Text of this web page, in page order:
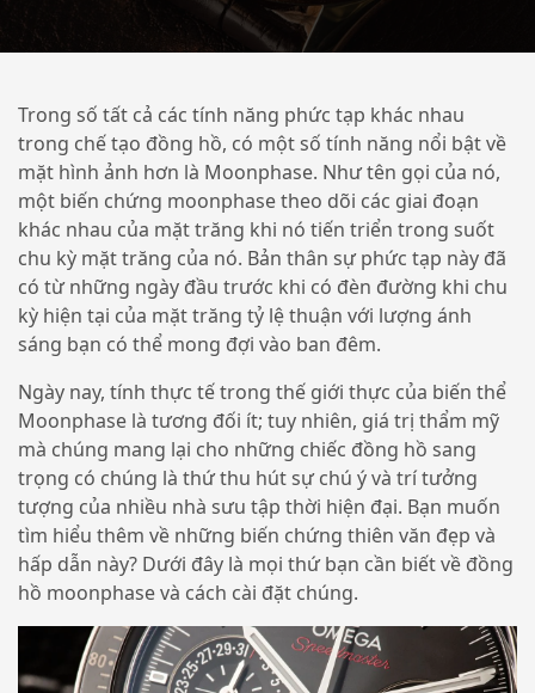
Trong số tất cả các tính năng phức tạp khác nhau
trong chế tạo đồng hồ, có một số tính năng nổi bật về
mặt hình ảnh hơn là Moonphase. Như tên gọi của nó,
một biến chứng moonphase theo dõi các giai đoạn
khác nhau của mặt trăng khi nó tiến triển trong suốt
chu kỳ mặt trăng của nó. Bản thân sự phức tạp này đã
có từ những ngày đầu trước khi có đèn đường khi chu
kỳ hiện tại của mặt trăng tỷ lệ thuận với lượng ánh
sáng bạn có thể mong đợi vào ban đêm.
Ngày nay, tính thực tế trong thế giới thực của biến thể
Moonphase là tương đối ít; tuy nhiên, giá trị thẩm mỹ
mà chúng mang lại cho những chiếc đồng hồ sang
trọng có chúng là thứ thu hút sự chú ý và trí tưởng
tượng của nhiều nhà sưu tập thời hiện đại. Bạn muốn
tìm hiểu thêm về những biến chứng thiên văn đẹp và
hấp dẫn này? Dưới đây là mọi thứ bạn cần biết về đồng
hồ moonphase và cách cài đặt chúng.